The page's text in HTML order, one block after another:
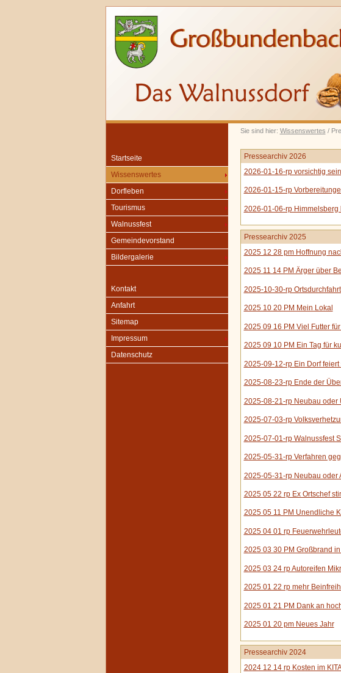
Sie sind hier: Wissenswertes /
Startseite
Wissenswertes
Dorfleben
Tourismus
Walnussfest
Gemeindevorstand
Bildergalerie
Kontakt
Anfahrt
Sitemap
Impressum
Datenschutz
Pressearchiv 2026
2026-01-16-rp vorsichtig
2026-01-15-rp
2026-01-06-rp Himmelsberg
Pressearchiv 2025
2025 12 28 pm Hoffnung
2025 11 14 PM Ärger über
2025-10-30-rp
2025 10 20 PM Mein Lokal
2025 09 16 PM Viel Futter
2025 09 10 PM Ein Tag für
2025-09-12-rp Ein Dorf
2025-08-23-rp Ende der
2025-08-21-rp Neubau oder
2025-07-03-rp
2025-07-01-rp Walnussfest
2025-05-31-rp Verfahren
2025-05-31-rp Neubau oder
2025 05 22 rp Ex Ortschef
2025 05 11 PM Unendliche
2025 04 01 rp
2025 03 30 PM Großbrand
2025 03 24 rp Autoreifen
2025 01 22 rp mehr
2025 01 21 PM Dank an
2025 01 20 pm Neues Jahr
Pressearchiv 2024
2024 12 14 rp Kosten im